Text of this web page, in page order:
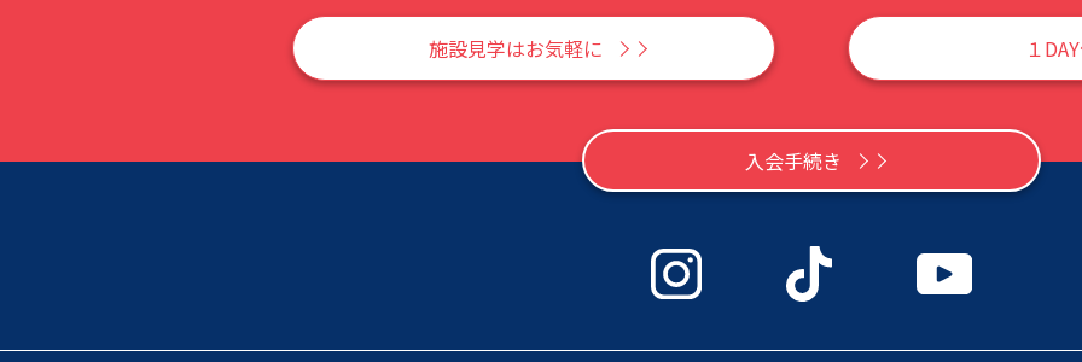
施設見学はお気軽に １
入会手続き